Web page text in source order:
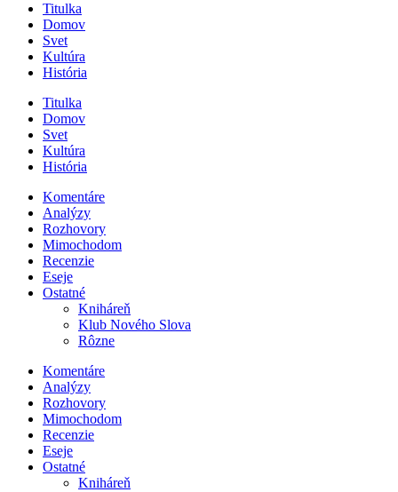
Titulka
Domov
Svet
Kultúra
História
Titulka
Domov
Svet
Kultúra
História
Komentáre
Analýzy
Rozhovory
Mimochodom
Recenzie
Eseje
Ostatné
Kniháreň
Klub Nového Slova
Rôzne
Komentáre
Analýzy
Rozhovory
Mimochodom
Recenzie
Eseje
Ostatné
Kniháreň